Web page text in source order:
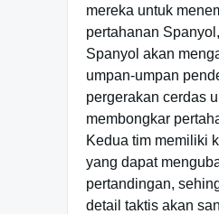
mereka untuk
pertahanan
Spanyol akan
umpan-umpan
pergerakan cerdas
membongkar
Kedua tim memiliki
yang dapat
pertandingan,
detail taktis akan